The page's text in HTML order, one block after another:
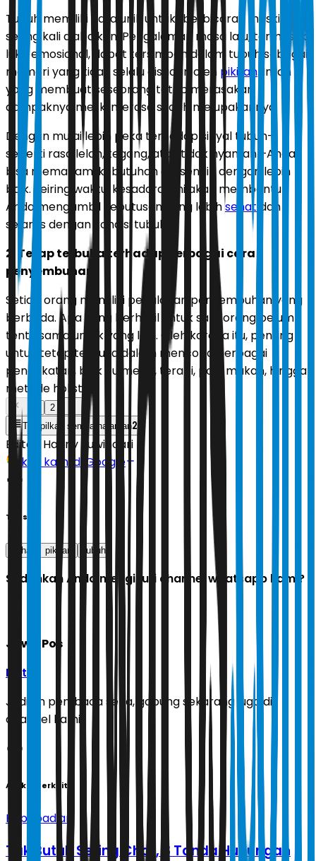
Tubuh memiliki cara unik untuk “berbicara”, meskipun
sering kali diabaikan. Pengalaman masa lalu, termasuk
luka emosional, dapat tersimpan dalam tubuh sebagai
memori yang tidak selalu disadari oleh pikiran. Inilah
yang membuat seseorang tetap merasakan
dampaknya meski merasa sudah melupakannya.
Dengan mulai lebih peka terhadap sinyal tubuh—
seperti rasa lelah, tegang, atau tidak nyaman—Anda
bisa memahami kebutuhan diri sendiri dengan lebih
baik. Seiring waktu, kesadaran ini akan membantu
Anda mengambil keputusan yang lebihsehat dan
selaras dengan kondisi tubuh.
2. Tetap terbuka terhadap berbagai cara
penyembuhan
Setiap orang memiliki perjalanan penyembuhan yang
berbeda. Apa yang berhasil untuk satu orang belum
tentu sama untuk yang lain. Oleh karena itu, penting
untuk tetap terbuka dalam mencoba berbagai
pendekatan, baik itu medis, terapi, pola makan, hingga
metode holistik.
2
Tampilkan semua halaman2
Editor: Hanny Suwindari
Ikuti kami di Google
Tags
sehat pikiran tubuh
Sudahkah Anda mengikuti channel whatsapp kami?
Jawa Pos
Ikuti
Jadilah pembaca setia, gabung sekarang juga di
channel kami!
Artikel Terkait
Kepribadian
Tak Butuh Sering Chat, 8 Tanda Hubungan